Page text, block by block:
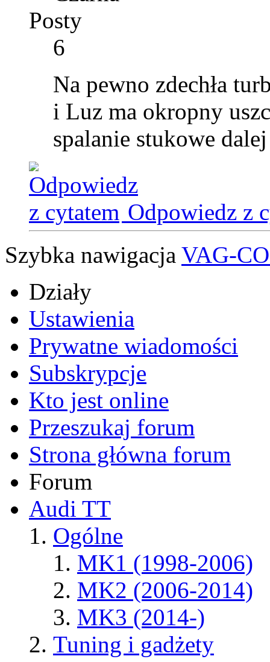
Posty
6
Na pewno zdechła
i Luz ma okropny
spalanie stukowe
Odpowiedz z
Szybka nawigacja VAG-
Działy
Ustawienia
Prywatne wiadomości
Subskrypcje
Kto jest online
Przeszukaj forum
Strona główna forum
Forum
Audi TT
Ogólne
MK1 (1998-2006)
MK2 (2006-2014)
MK3 (2014-)
Tuning i gadżety